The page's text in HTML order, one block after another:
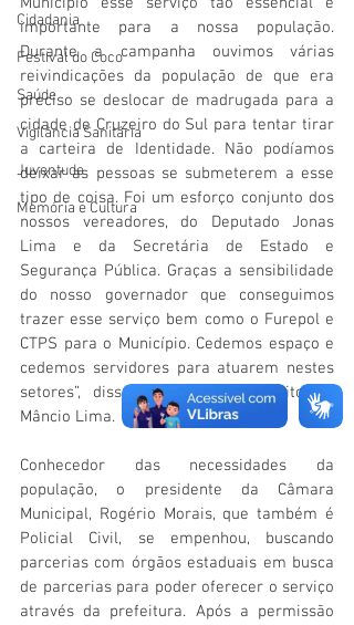
Cidadania
Festival do Coco
Saúde
Vigilãncia Sanitária
Juventude
Memória e Cultura
importante para a nossa população.
Durante a campanha ouvimos várias
reivindicações da população de que era
preciso se deslocar de madrugada para a
cidade de Cruzeiro do Sul para tentar tirar
a carteira de Identidade. Não podíamos
deixar as pessoas se submeterem a esse
tipo de coisa. Foi um esforço conjunto dos
nossos vereadores, do Deputado Jonas
Lima e da Secretária de Estado e
Segurança Pública. Graças a sensibilidade
do nosso governador que conseguimos
trazer esse serviço bem como o Furepol e
CTPS para o Município. Cedemos espaço e
cedemos servidores para atuarem nestes
setores”, disse Isaac Lima, Prefeito de
Mâncio Lima.
Conhecedor das necessidades da
população, o presidente da Câmara
Municipal, Rogério Morais, que também é
Policial Civil, se empenhou, buscando
parcerias com órgãos estaduais em busca
de parcerias para poder oferecer o serviço
através da prefeitura. Após a permissão